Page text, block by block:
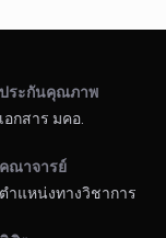
ประกันคุณภาพ
เอกสาร มคอ.
คณาจารย์
ตำแหน่งทางวิชาการ